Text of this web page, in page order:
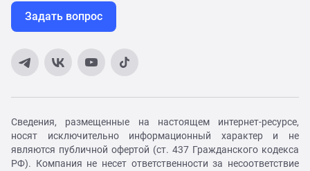
Задать вопрос
Сведения, размещенные на настоящем интернет-ресурсе,
носят исключительно информационный характер и не
являются публичной офертой (ст. 437 Гражданского кодекса
РФ). Компания не несет ответственности за несоответствие